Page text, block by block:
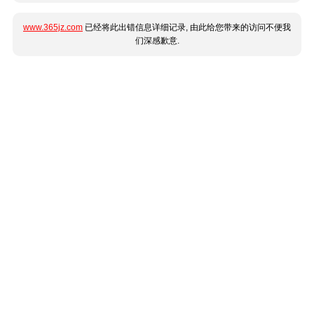
www.365jz.com 已经将此出错信息详细记录, 由此给您带来的访问不便我
们深感歉意.